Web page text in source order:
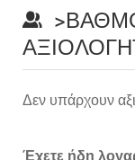
Δεν υπάρχουν
Έχετε ήδη